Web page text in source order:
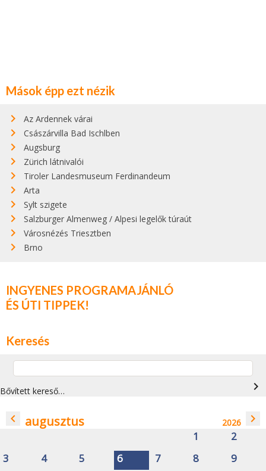
Mások épp ezt nézik
Az Ardennek várai
Császárvilla Bad Ischlben
Augsburg
Zürich látnivalói
Tiroler Landesmuseum Ferdinandeum
Arta
Sylt szigete
Salzburger Almenweg / Alpesi legelők túraút
Városnézés Triesztben
Brno
INGYENES PROGRAMAJÁNLÓ
ÉS ÚTI TIPPEK!
Keresés
Bővített kereső… navigate_next
navigate_before augusztus 2026 navigate_next
1
2
3
4 5 6 7 8 9